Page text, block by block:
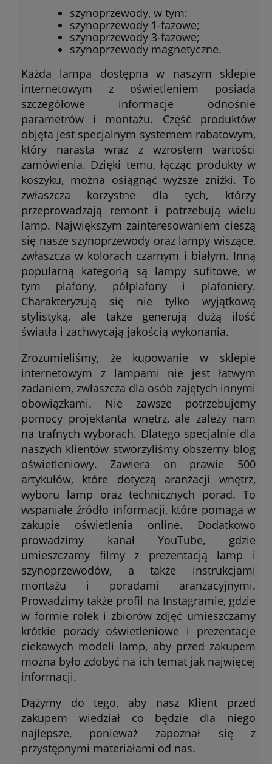
szynoprzewody, w tym:
szynoprzewody 1-fazowe;
szynoprzewody 3-fazowe;
szynoprzewody magnetyczne.
Każda lampa dostępna w naszym sklepie
internetowym z oświetleniem posiada
szczegółowe informacje odnośnie
parametrów i montażu. Część produktów
objęta jest specjalnym systemem rabatowym,
który narasta wraz z wzrostem wartości
zamówienia. Dzięki temu, łącząc produkty w
koszyku, można osiągnąć wyższe zniżki. To
zwłaszcza korzystne dla tych, którzy
przeprowadzają remont i potrzebują wielu
lamp. Największym zainteresowaniem cieszą
się nasze szynoprzewody oraz lampy wiszące,
zwłaszcza w kolorach czarnym i białym. Inną
popularną kategorią są lampy sufitowe, w
tym plafony, półplafony i plafoniery.
Charakteryzują się nie tylko wyjątkową
stylistyką, ale także generują dużą ilość
światła i zachwycają jakością wykonania.
Zrozumieliśmy, że kupowanie w sklepie
internetowym z lampami nie jest łatwym
zadaniem, zwłaszcza dla osób zajętych innymi
obowiązkami. Nie zawsze potrzebujemy
pomocy projektanta wnętrz, ale zależy nam
na trafnych wyborach. Dlatego specjalnie dla
naszych klientów stworzyliśmy obszerny blog
oświetleniowy. Zawiera on prawie 500
artykułów, które dotyczą aranżacji wnętrz,
wyboru lamp oraz technicznych porad. To
wspaniałe źródło informacji, które pomaga w
zakupie oświetlenia online. Dodatkowo
prowadzimy kanał YouTube, gdzie
umieszczamy filmy z prezentacją lamp i
szynoprzewodów, a także instrukcjami
montażu i poradami aranżacyjnymi.
Prowadzimy także profil na Instagramie, gdzie
w formie rolek i zbiorów zdjęć umieszczamy
krótkie porady oświetleniowe i prezentacje
ciekawych modeli lamp, aby przed zakupem
można było zdobyć na ich temat jak najwięcej
informacji.
Dążymy do tego, aby nasz Klient przed
zakupem wiedział co będzie dla niego
najlepsze, ponieważ zapoznał się z
przystępnymi materiałami od nas.